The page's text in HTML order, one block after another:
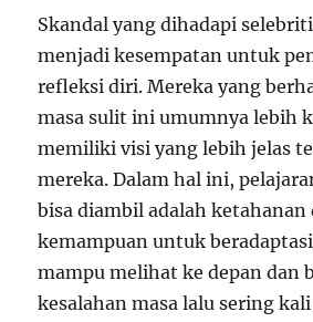
Skandal yang dihadapi
menjadi kesempatan untuk
refleksi diri. Mereka yang
masa sulit ini umumnya lebih
memiliki visi yang lebih jelas
mereka. Dalam hal ini,
bisa diambil adalah ketahanan
kemampuan untuk
mampu melihat ke depan dan
kesalahan masa lalu sering